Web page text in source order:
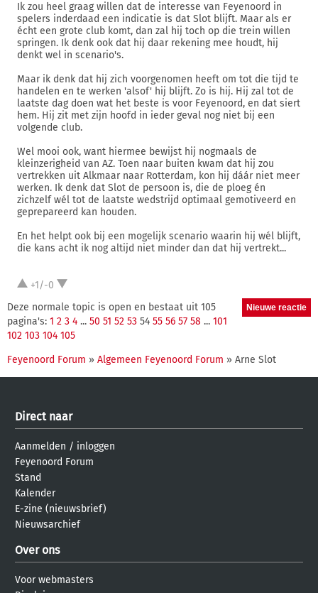
Ik zou heel graag willen dat de interesse van Feyenoord in
spelers inderdaad een indicatie is dat Slot blijft. Maar als er
écht een grote club komt, dan zal hij toch op die trein willen
springen. Ik denk ook dat hij daar rekening mee houdt, hij
denkt wel in scenario's.
Maar ik denk dat hij zich voorgenomen heeft om tot die tijd te
handelen en te werken 'alsof' hij blijft. Zo is hij. Hij zal tot de
laatste dag doen wat het beste is voor Feyenoord, en dat siert
hem. Hij zit met zijn hoofd in ieder geval nog niet bij een
volgende club.
Wel mooi ook, want hiermee bewijst hij nogmaals de
kleinzerigheid van AZ. Toen naar buiten kwam dat hij zou
vertrekken uit Alkmaar naar Rotterdam, kon hij dáár niet meer
werken. Ik denk dat Slot de persoon is, die de ploeg én
zichzelf wél tot de laatste wedstrijd optimaal gemotiveerd en
geprepareerd kan houden.
En het helpt ook bij een mogelijk scenario waarin hij wél blijft,
die kans acht ik nog altijd niet minder dan dat hij vertrekt...
+1/-0
Deze normale topic is open en bestaat uit 105
pagina's: 1 2 3 4 ... 50 51 52 53 54 55 56 57 58 ... 101
102 103 104 105
Feyenoord Forum » Algemeen Feyenoord Forum » Arne Slot
Direct naar
Aanmelden / inloggen
Feyenoord Forum
Stand
Kalender
E-zine (nieuwsbrief)
Nieuwsarchief
Over ons
Voor webmasters